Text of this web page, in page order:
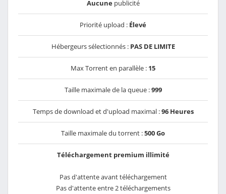
Aucunepublicité
Priorité upload : Élevé
Hébergeurs sélectionnés : PAS DE LIMITE
Max Torrent en parallèle : 15
Taille maximale de la queue :999
Temps de download et d'upload maximal :96 Heures
Taille maximale du torrent :500 Go
Téléchargement premium illimité
Pas d'attente avant téléchargement
Pas d'attente entre 2 téléchargements